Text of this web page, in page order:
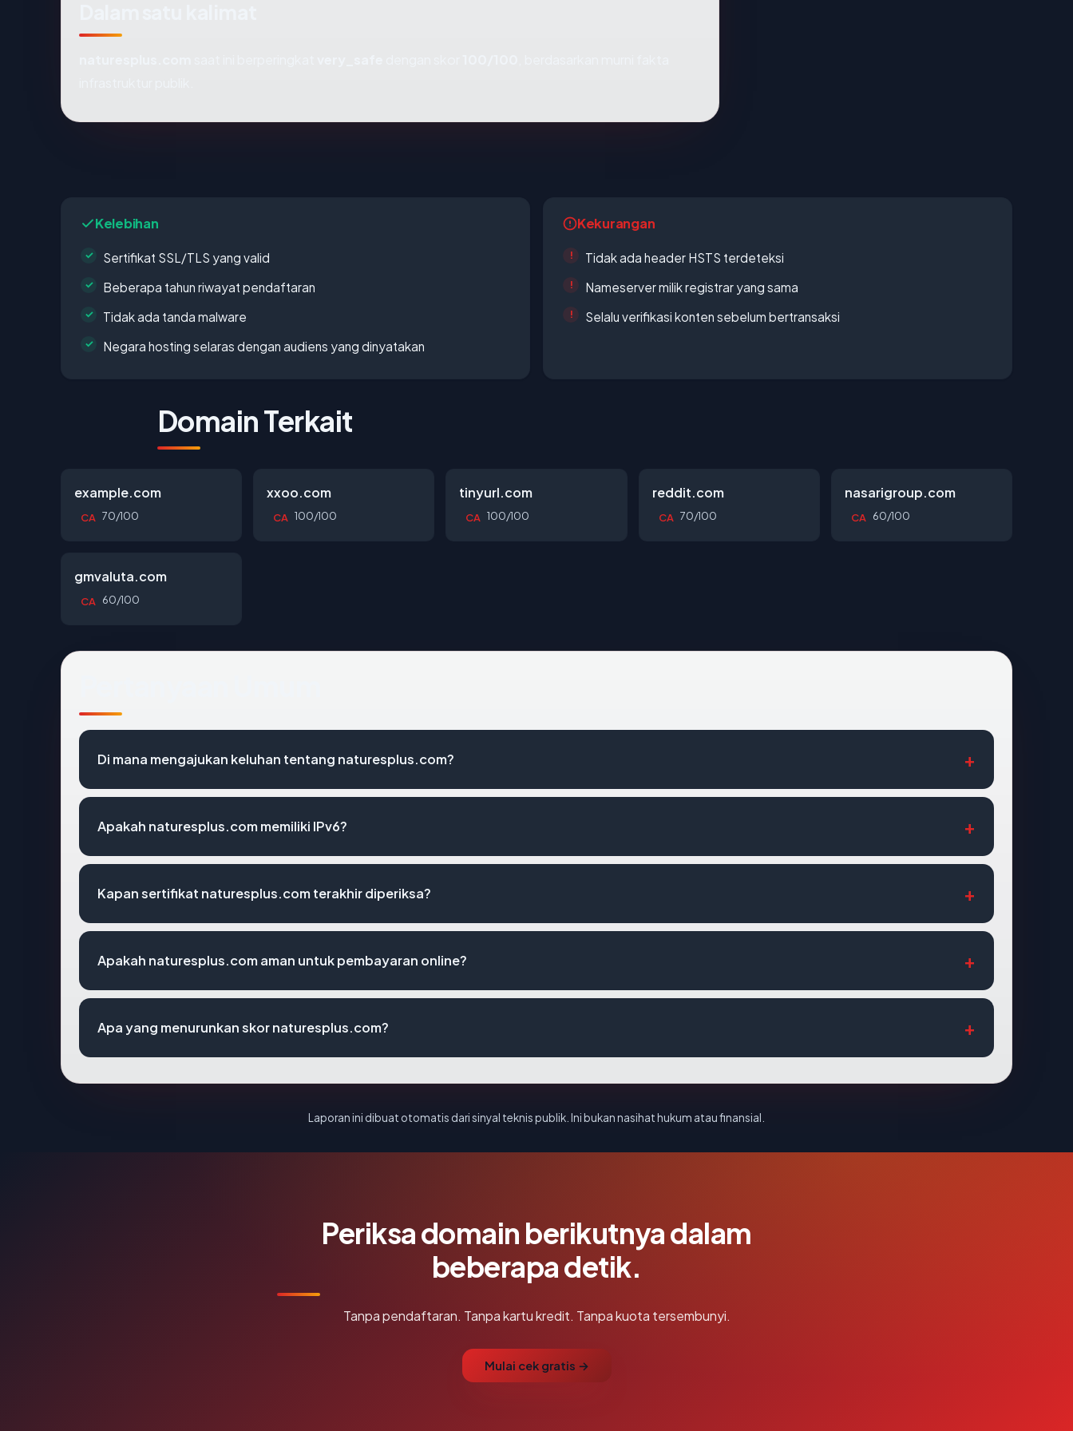
Kelebihan
Sertifikat SSL/TLS yang valid
Beberapa tahun riwayat pendaftaran
Tidak ada tanda malware
Negara hosting selaras dengan audiens yang dinyatakan
Kekurangan
Tidak ada header HSTS terdeteksi
Nameserver milik registrar yang sama
Selalu verifikasi konten sebelum bertransaksi
Domain Terkait
example.com
CA 70/100
xxoo.com
CA 100/100
tinyurl.com
CA 100/100
reddit.com
CA 70/100
nasarigroup.com
CA 60/100
gmvaluta.com
CA 60/100
Di mana mengajukan keluhan tentang naturesplus.com?
Apakah naturesplus.com memiliki IPv6?
Kapan sertifikat naturesplus.com terakhir diperiksa?
Apakah naturesplus.com aman untuk pembayaran online?
Apa yang menurunkan skor naturesplus.com?
Laporan ini dibuat otomatis dari sinyal teknis publik. Ini bukan nasihat hukum atau finansial.
Periksa domain berikutnya dalam
beberapa detik.
Tanpa pendaftaran. Tanpa kartu kredit. Tanpa kuota tersembunyi.
Mulai cek gratis →